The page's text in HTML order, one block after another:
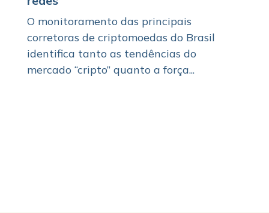
O monitoramento das principais
corretoras de criptomoedas do Brasil
identifica tanto as tendências do
mercado “cripto” quanto a força...